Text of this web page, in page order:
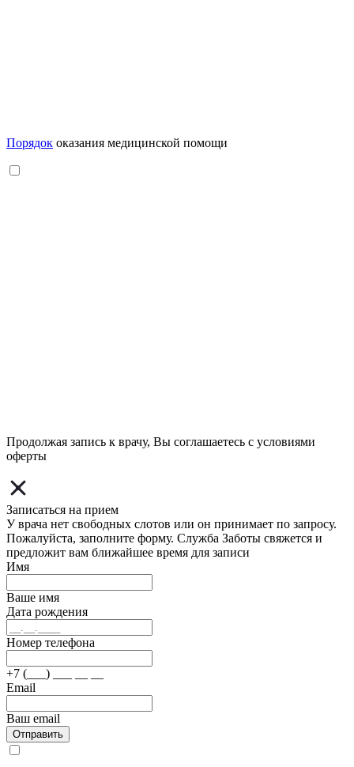
Порядок оказания медицинской помощи
Продолжая запись к врачу, Вы соглашаетесь с условиями
оферты
Записаться на прием
У врача нет свободных слотов или он принимает по запросу.
Пожалуйста, заполните форму. Служба Заботы свяжется и
предложит вам ближайшее время для записи
Имя
Ваше имя
Дата рождения
Номер телефона
+7 (___) ___ __ __
Email
Ваш email
Отправить